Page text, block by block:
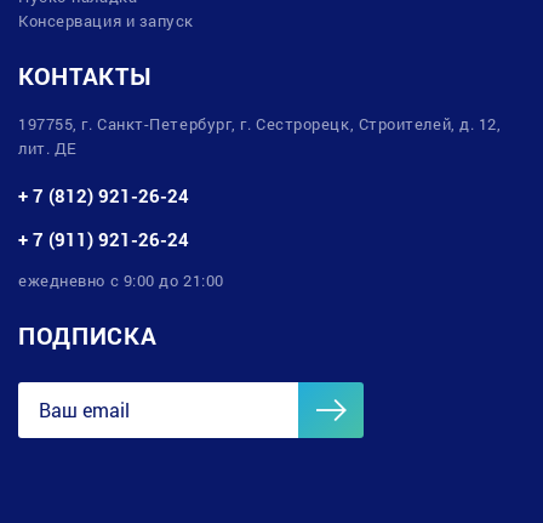
Консервация и запуск
КОНТАКТЫ
197755, г. Санкт-Петербург, г. Сестрорецк, Строителей, д. 12,
лит. ДЕ
+ 7 (812) 921-26-24
+ 7 (911) 921-26-24
ежедневно с 9:00 до 21:00
ПОДПИСКА